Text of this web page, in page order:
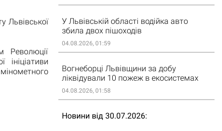
Львівської
Революції
ініціативи
У Львівській області водійка авто
збила двох пішоходів
04.08.2026, 01:59
Вогнеборці Львівщини за добу
ліквідували 10 пожеж в екосистемах
04.08.2026, 01:58
Новини від 30.07.2026